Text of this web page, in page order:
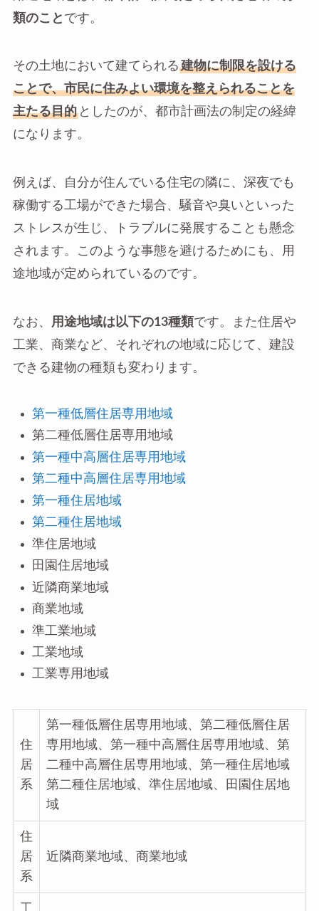
類のこと です。
その土地において建てられる 建物に制限を設ける
ことで、市民に住みよい環境を整えられることを
主たる目的としたのが、都市計画法の制定の経緯
になります。
例えば、自分が住んでいる住宅の隣に、深夜でも
稼働する工場ができた場合、騒音や臭いといった
ストレスが生じ、トラブルに発展することも懸念
されます。このような事態を避けるためにも、用
途地域が定められているのです。
なお、 用途地域は以下の13種類です。また住居や
工業、商業など、それぞれの地域に応じて、建設
できる建物の種類も変わります。
第一種低層住居専用地域
第二種低層住居専用地域
第一種中高層住居専用地域
第二種中高層住居専用地域
第一種住居地域
第二種住居地域
準住居地域
田園住居地域
近隣商業地域
商業地域
準工業地域
工業地域
工業専用地域
住
居
系
第一種低層住居専用地域、第二種低層住居
専用地域、第一種中高層住居専用地域、第
二種中高層住居専用地域、第一種住居地域
第二種住居地域、準住居地域、田園住居地
域
住
居
系
近隣商業地域、商業地域